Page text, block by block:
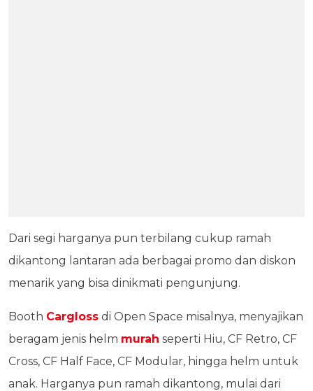
Dari segi harganya pun terbilang cukup ramah
dikantong lantaran ada berbagai promo dan diskon
menarik yang bisa dinikmati pengunjung.
Booth Cargloss di Open Space misalnya, menyajikan
beragam jenis helm murah seperti Hiu, CF Retro, CF
Cross, CF Half Face, CF Modular, hingga helm untuk
anak. Harganya pun ramah dikantong, mulai dari